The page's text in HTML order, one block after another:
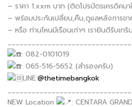
– ราคา 1.xxm บาท (ติดโปรบัตรเครดิคม
– พร้อมประกันเปลี่ยน,คืน,ดูแลหลังการขา
– หรือ ท่านไหนมีเรือนเก่าๆ เรายินดีรับเทริ
: 082-0101019
: 065-516-5652 (สำรองครับ)
LINE:@thetimebangkok
NEW Location
: CENTARA